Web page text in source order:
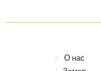
О нас